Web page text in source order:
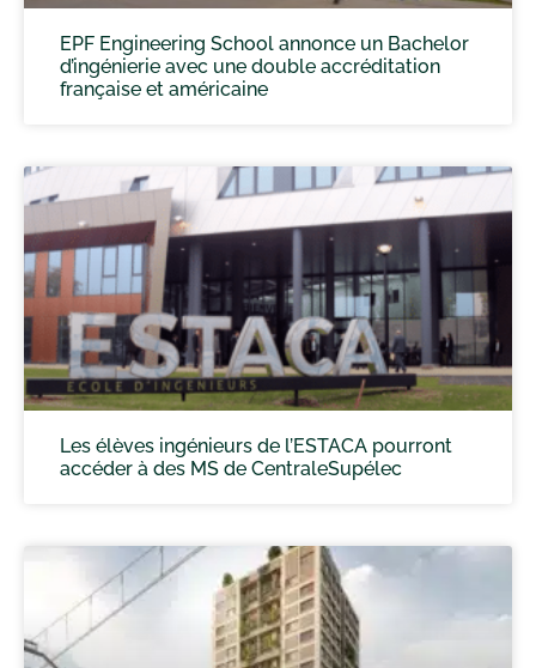
EPF Engineering School annonce un Bachelor
d’ingénierie avec une double accréditation
française et américaine
Les élèves ingénieurs de l’ESTACA pourront
accéder à des MS de CentraleSupélec